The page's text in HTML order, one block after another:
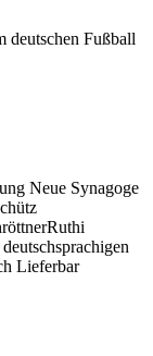
deutschen Fußball
Neue Synagoge
Lieferbar